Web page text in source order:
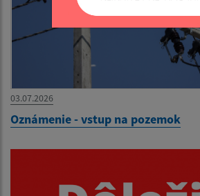
03.07.2026
Oznámenie - vstup na pozemok